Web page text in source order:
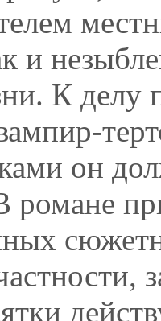
и
К делу
он
романе